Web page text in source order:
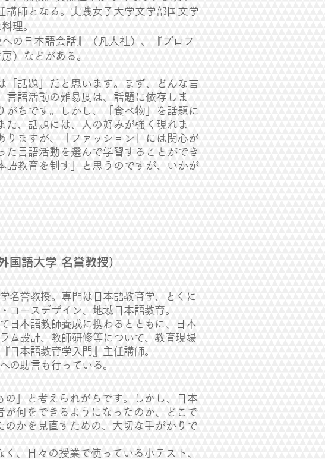
師となる。実践女子大学文学部国文学
理。
の日本語会話』（凡人社）、『プロフ
）などがある。
「話題」だと思います。まず、どんな言
語活動の難易度は、話題に依存しま
ちです。しかし、「食べ物」を話題に
、話題には、人の好みが強く現れま
りますが、「ファッション」には関心が
言語活動を選んで学習することができ
語教育を制す」と思うのですが、いかが
国語大学 名誉教授）
名誉教授。専門は日本語教育学、とくに
コースデザイン、地域日本語教育。
日本語教師養成に携わるとともに、日本
ム設計、教師研修等について、教育現場
日本語教育学入門』主任講師。
の助言も行っている。
」と考えられがちです。しかし、日本
何をできるようになったのか、どこで
かを見直すための、大切な手がかりで
、日々の授業で使っている小テスト、